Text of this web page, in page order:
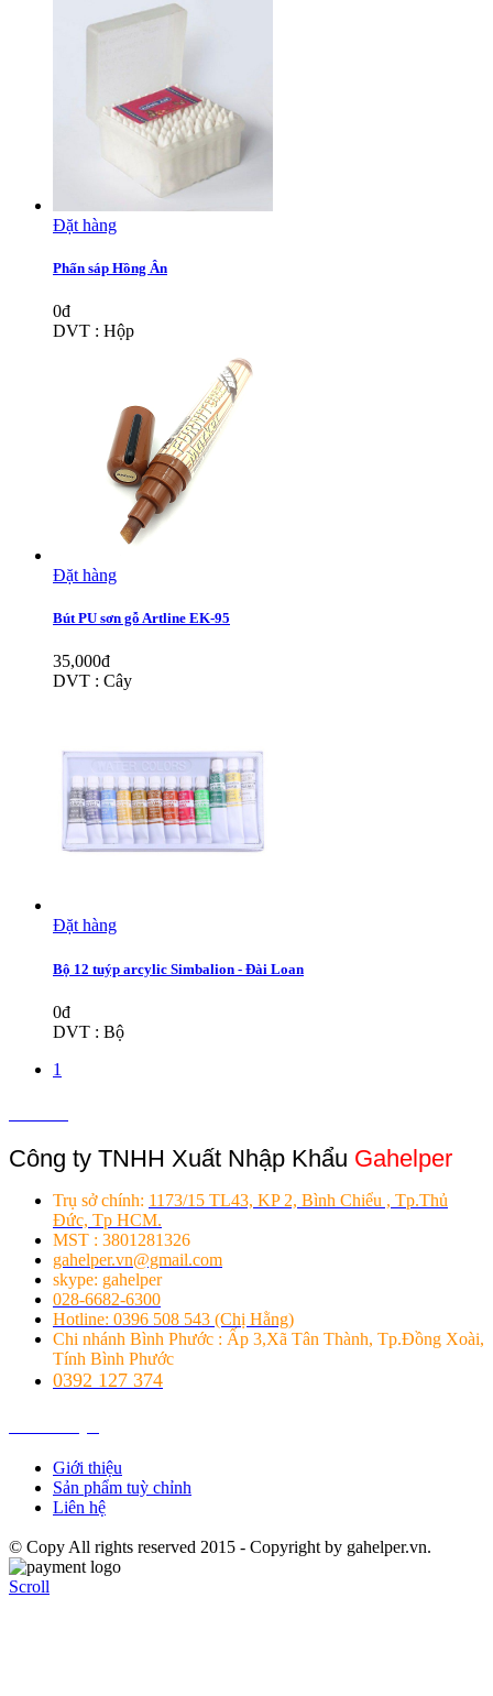
Đặt hàng
Phấn sáp Hồng Ân
0đ
DVT : Hộp
Đặt hàng
Bút PU sơn gỗ Artline EK-95
35,000đ
DVT : Cây
Đặt hàng
Bộ 12 tuýp arcylic Simbalion - Đài Loan
0đ
DVT : Bộ
1
Công ty TNHH Xuất Nhập Khẩu Gahelper
Trụ sở chính: 1173/15 TL43, KP 2, Bình Chiểu , Tp.Thủ
Đức, Tp HCM.
MST : 3801281326
gahelper.vn@gmail.com
skype: gahelper
028-6682-6300
Hotline: 0396 508 543 (Chị Hằng)
Chi nhánh Bình Phước : Ấp 3,Xã Tân Thành, Tp.Đồng Xoài,
Tính Bình Phước
0392 127 374
Giới thiệu
Sản phẩm tuỳ chỉnh
Liên hệ
© Copy All rights reserved 2015 - Copyright by gahelper.vn.
Scroll